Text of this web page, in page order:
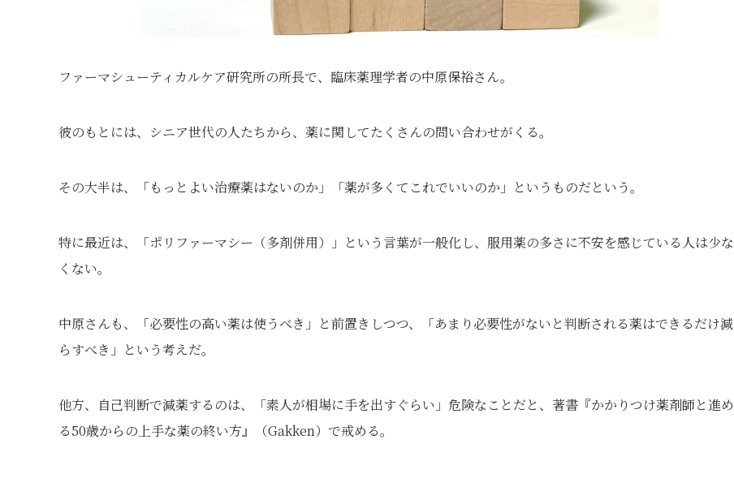
ファーマシューティカルケア研究所の所長で、臨床薬理学者の中原保裕さん。
彼のもとには、シニア世代の人たちから、薬に関してたくさんの問い合わせがくる。
その大半は、「もっとよい治療薬はないのか」「薬が多くてこれでいいのか」というものだという。
特に最近は、「ポリファーマシー（多剤併用）」という言葉が一般化し、服用薬の多さに不安を感じている人は少な
くない。
中原さんも、「必要性の高い薬は使うべき」と前置きしつつ、「あまり必要性がないと判断される薬はできるだけ減
らすべき」という考えだ。
他方、自己判断で減薬するのは、「素人が相場に手を出すぐらい」危険なことだと、著書『かかりつけ薬剤師と進め
る50歳からの上手な薬の終い方』（Gakken）で戒める。